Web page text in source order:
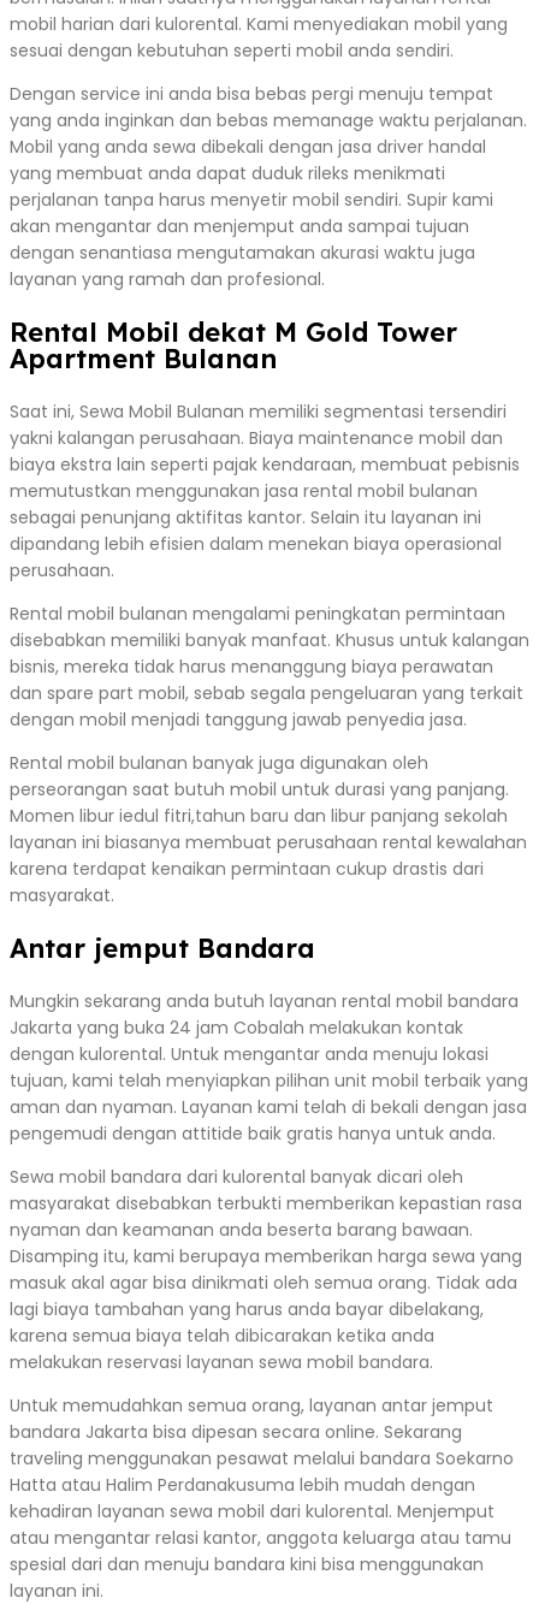
mobil harian dari kulorental. Kami menyediakan mobil yang
sesuai dengan kebutuhan seperti mobil anda sendiri.
Dengan service ini anda bisa bebas pergi menuju tempat
yang anda inginkan dan bebas memanage waktu perjalanan.
Mobil yang anda sewa dibekali dengan jasa driver handal
yang membuat anda dapat duduk rileks menikmati
perjalanan tanpa harus menyetir mobil sendiri. Supir kami
akan mengantar dan menjemput anda sampai tujuan
dengan senantiasa mengutamakan akurasi waktu juga
layanan yang ramah dan profesional.
Rental Mobil dekat M Gold Tower
Apartment Bulanan
Saat ini, Sewa Mobil Bulanan memiliki segmentasi tersendiri
yakni kalangan perusahaan. Biaya maintenance mobil dan
biaya ekstra lain seperti pajak kendaraan, membuat pebisnis
memutustkan menggunakan jasa rental mobil bulanan
sebagai penunjang aktifitas kantor. Selain itu layanan ini
dipandang lebih efisien dalam menekan biaya operasional
perusahaan.
Rental mobil bulanan mengalami peningkatan permintaan
disebabkan memiliki banyak manfaat. Khusus untuk kalangan
bisnis, mereka tidak harus menanggung biaya perawatan
dan spare part mobil, sebab segala pengeluaran yang terkait
dengan mobil menjadi tanggung jawab penyedia jasa.
Rental mobil bulanan banyak juga digunakan oleh
perseorangan saat butuh mobil untuk durasi yang panjang.
Momen libur iedul fitri,tahun baru dan libur panjang sekolah
layanan ini biasanya membuat perusahaan rental kewalahan
karena terdapat kenaikan permintaan cukup drastis dari
masyarakat.
Antar jemput Bandara
Mungkin sekarang anda butuh layanan rental mobil bandara
Jakarta yang buka 24 jam Cobalah melakukan kontak
dengan kulorental. Untuk mengantar anda menuju lokasi
tujuan, kami telah menyiapkan pilihan unit mobil terbaik yang
aman dan nyaman. Layanan kami telah di bekali dengan jasa
pengemudi dengan attitide baik gratis hanya untuk anda.
Sewa mobil bandara dari kulorental banyak dicari oleh
masyarakat disebabkan terbukti memberikan kepastian rasa
nyaman dan keamanan anda beserta barang bawaan.
Disamping itu, kami berupaya memberikan harga sewa yang
masuk akal agar bisa dinikmati oleh semua orang. Tidak ada
lagi biaya tambahan yang harus anda bayar dibelakang,
karena semua biaya telah dibicarakan ketika anda
melakukan reservasi layanan sewa mobil bandara.
Untuk memudahkan semua orang, layanan antar jemput
bandara Jakarta bisa dipesan secara online. Sekarang
traveling menggunakan pesawat melalui bandara Soekarno
Hatta atau Halim Perdanakusuma lebih mudah dengan
kehadiran layanan sewa mobil dari kulorental. Menjemput
atau mengantar relasi kantor, anggota keluarga atau tamu
spesial dari dan menuju bandara kini bisa menggunakan
layanan ini.